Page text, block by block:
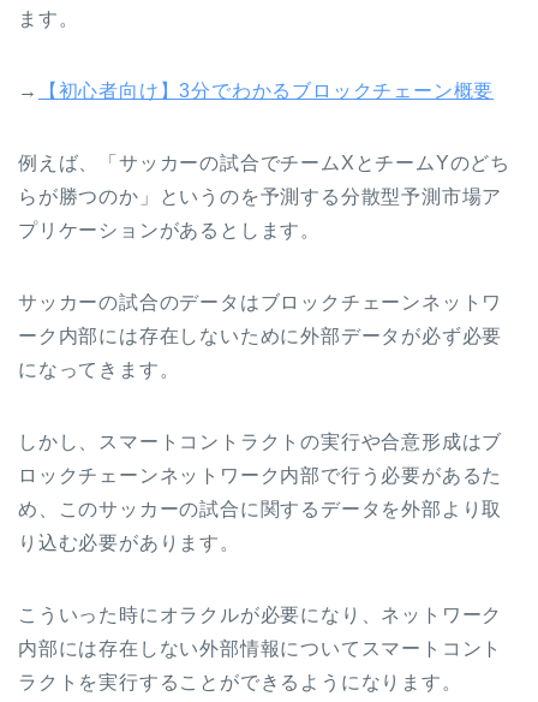
ます。
→ 【初心者向け】3分でわかるブロックチェーン概要
例えば、「サッカーの試合でチームXとチームYのどち
らが勝つのか」というのを予測する分散型予測市場ア
プリケーションがあるとします。
サッカーの試合のデータはブロックチェーンネットワ
ーク内部には存在しないために外部データが必ず必要
になってきます。
しかし、スマートコントラクトの実行や合意形成はブ
ロックチェーンネットワーク内部で行う必要があるた
め、このサッカーの試合に関するデータを外部より取
り込む必要があります。
こういった時にオラクルが必要になり、ネットワーク
内部には存在しない外部情報についてスマートコント
ラクトを実行することができるようになります。